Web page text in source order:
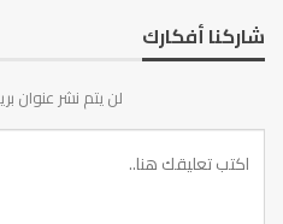
شاركنا أفكارك
لن يتم نشر عنوان